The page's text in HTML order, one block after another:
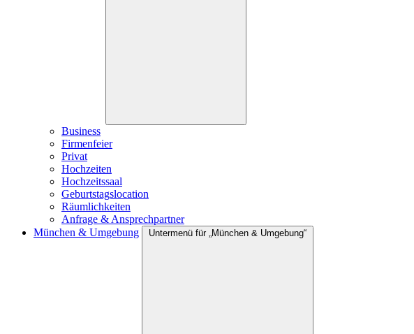
Business
Firmenfeier
Privat
Hochzeiten
Hochzeitssaal
Geburtstagslocation
Räumlichkeiten
Anfrage & Ansprechpartner
München & Umgebung
Untermenü für „München & Umgebung“